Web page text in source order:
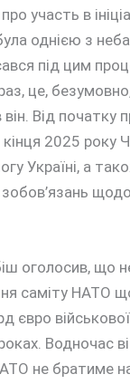
участь в
однією з
під цим
це,
він. Від початку
2025 року
Україні, а
оголосив, що
саміту НАТО
євро
Водночас
не братиме